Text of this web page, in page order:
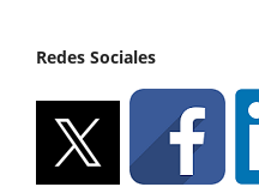
Redes Sociales